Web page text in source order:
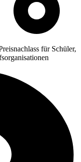
für Schüler,